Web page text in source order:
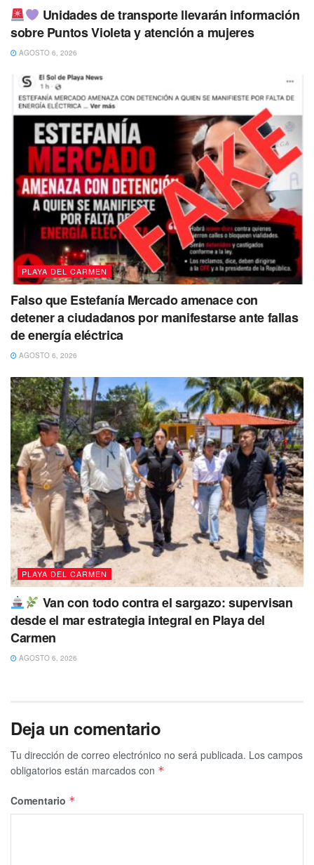
Tags: Playa del Carmen Tulum
Unidades de transporte llevarán información
sobre Puntos Violeta y atención a mujeres
AGOSTO 6, 2026
PLAYA DEL CARMEN
Falso que Estefanía Mercado amenace con
detener a ciudadanos por manifestarse ante fallas
de energía eléctrica
AGOSTO 6, 2026
PLAYA DEL CARMEN
Van con todo contra el sargazo: supervisan
desde el mar estrategia integral en Playa del
Carmen
AGOSTO 6, 2026
Deja un comentario
Tu dirección de correo electrónico no será publicada. Los campos
obligatorios están marcados con *
Comentario *